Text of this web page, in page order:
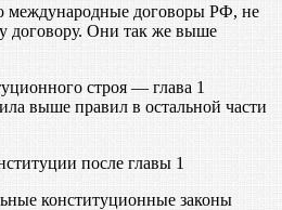
международные договоры РФ, не
договору. Они так же выше
строя — глава 1
выше правил в остальной части
после главы 1
конституционные законы